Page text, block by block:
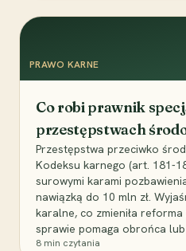
PRAWO KARNE
Co robi prawnik
przestępstwach
Przestępstwa przeciwko
Kodeksu karnego (art. 181-
surowymi karami
nawiązką do 10 mln zł.
karalne, co zmieniła
sprawie pomaga obrońca lub
8 min czytania